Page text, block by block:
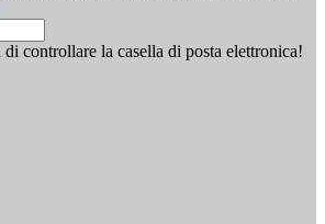
controllare la casella di posta elettronica!